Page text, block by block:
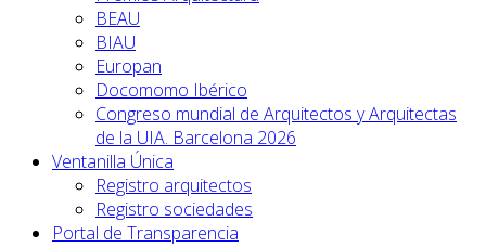
BEAU
BIAU
Europan
Docomomo Ibérico
Congreso mundial de Arquitectos y Arquitectas
de la UIA. Barcelona 2026
Ventanilla Única
Registro arquitectos
Registro sociedades
Portal de Transparencia